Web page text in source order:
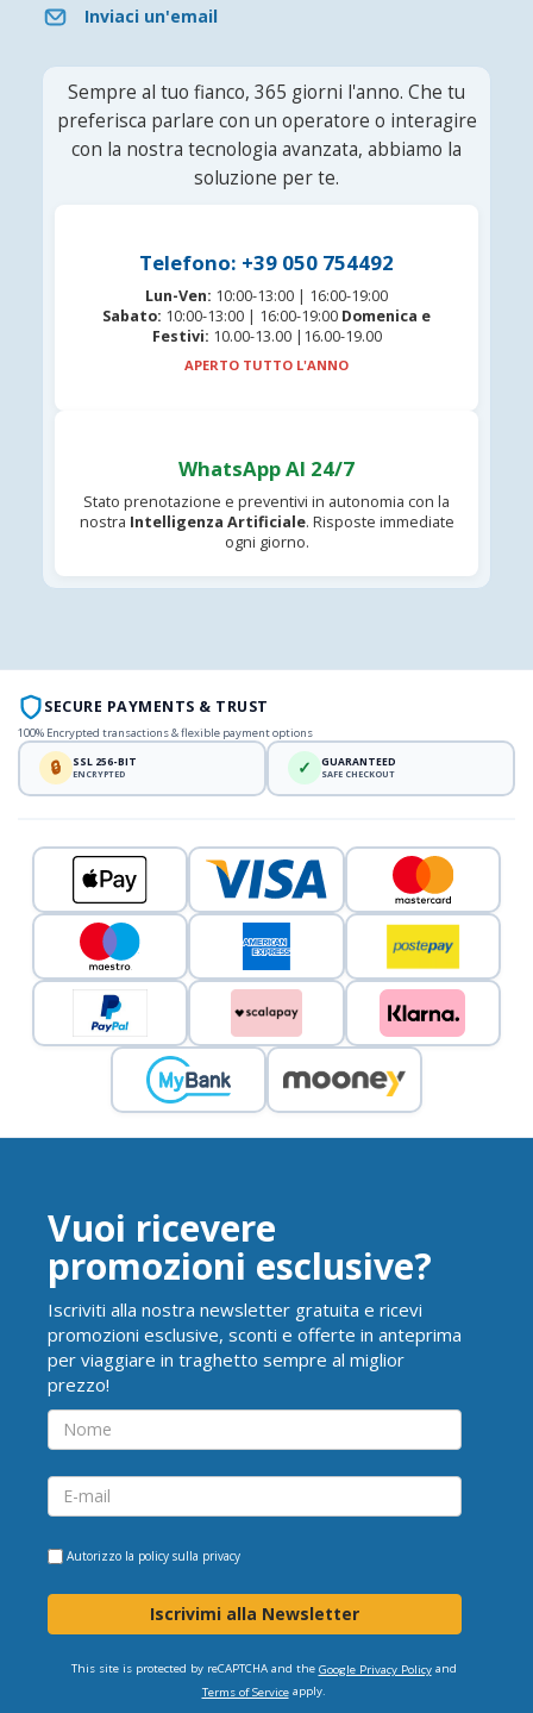
Inviaci un'email
Sempre al tuo fianco, 365 giorni l'anno. Che tu
preferisca parlare con un operatore o interagire
con la nostra tecnologia avanzata, abbiamo la
soluzione per te.
Telefono: +39 050 754492
Lun-Ven: 10:00-13:00 | 16:00-19:00
Sabato: 10:00-13:00 | 16:00-19:00 Domenica e
Festivi: 10.00-13.00 |16.00-19.00
APERTO TUTTO L'ANNO
WhatsApp AI 24/7
Stato prenotazione e preventivi in autonomia con la
nostra Intelligenza Artificiale. Risposte immediate
ogni giorno.
SECURE PAYMENTS & TRUST
100% Encrypted transactions & flexible payment options
🔒 SSL 256-BIT
ENCRYPTED ✓ GUARANTEED
SAFE CHECKOUT
Vuoi ricevere
promozioni esclusive?
Iscriviti alla nostra newsletter gratuita e ricevi
promozioni esclusive, sconti e offerte in anteprima
per viaggiare in traghetto sempre al miglior
prezzo!
Autorizzo la policy sulla privacy
Iscrivimi alla Newsletter
This site is protected by reCAPTCHA and the Google Privacy Policyand
Terms of Serviceapply.